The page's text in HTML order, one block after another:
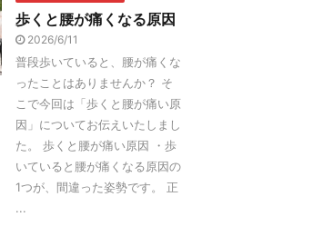
歩くと腰が痛くなる原因
2026/6/11
普段歩いていると、腰が痛くな
ったことはありませんか？ そ
こで今回は「歩くと腰が痛い原
因」についてお伝えいたしまし
た。 歩くと腰が痛い原因 ・歩
いていると腰が痛くなる原因の
1つが、間違った姿勢です。 正
...